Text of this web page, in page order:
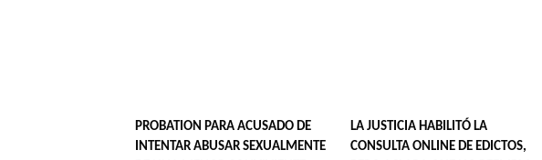
PROBATION PARA ACUSADO DE
INTENTAR ABUSAR SEXUALMENTE
LA JUSTICIA HABILITÓ LA
CONSULTA ONLINE DE EDICTOS,